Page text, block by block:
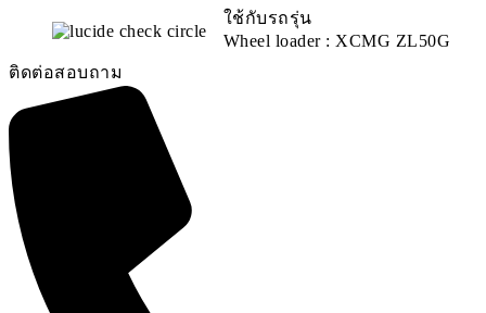
ใช้กับรถรุ่น
Wheel loader : XCMG ZL50G
ติดต่อสอบถาม